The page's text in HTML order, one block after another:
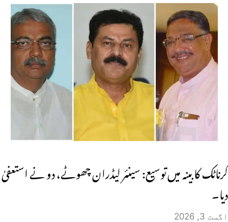
کرناٹک کابینہ میں توسیع: سینئر لیڈران چھوٹے، دو نے استعفیٰ
دیا۔
اگست 3, 2026